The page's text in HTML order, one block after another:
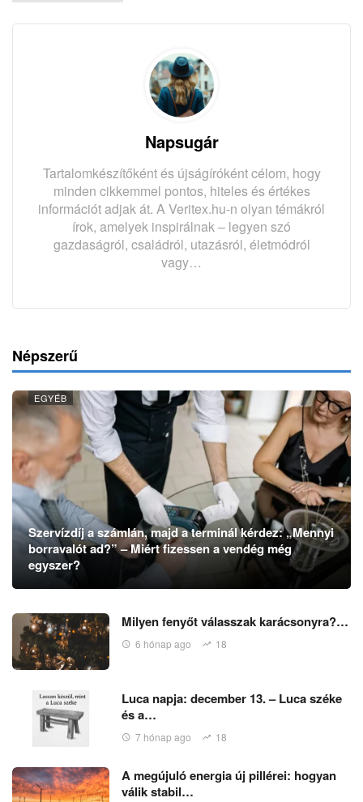
Napsugár
Tartalomkészítőként és újságíróként célom, hogy
minden cikkemmel pontos, hiteles és értékes
információt adjak át. A Veritex.hu-n olyan témákról
írok, amelyek inspirálnak – legyen szó
gazdaságról, családról, utazásról, életmódról
vagy…
Népszerű
EGYÉB
Szervízdíj a számlán, majd a terminál kérdez: „Mennyi
borravalót ad?” – Miért fizessen a vendég még
egyszer?
Milyen fenyőt válasszak karácsonyra?…
6 hónap ago 18
Luca napja: december 13. – Luca széke
és a…
7 hónap ago 18
A megújuló energia új pillérei: hogyan
válik stabil…